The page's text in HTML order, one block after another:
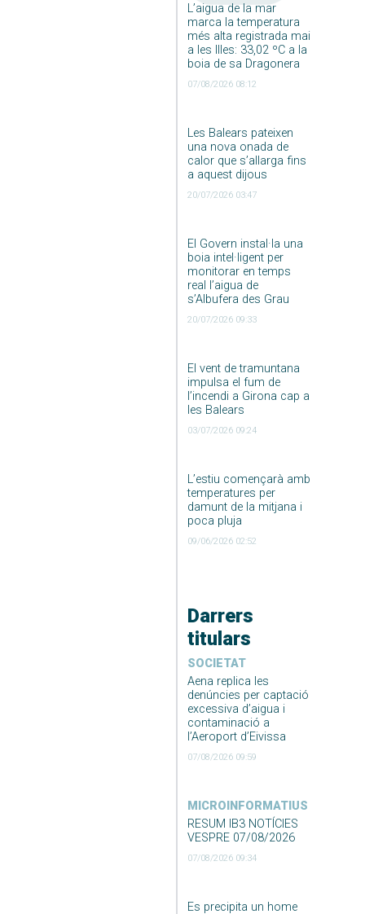
L’aigua de la mar
marca la temperatura
més alta registrada mai
a les Illes: 33,02 ºC a la
boia de sa Dragonera
07/08/2026 08:12
Les Balears pateixen
una nova onada de
calor que s’allarga fins
a aquest dijous
20/07/2026 03:47
El Govern instal·la una
boia intel·ligent per
monitorar en temps
real l’aigua de
s’Albufera des Grau
20/07/2026 09:33
El vent de tramuntana
impulsa el fum de
l’incendi a Girona cap a
les Balears
03/07/2026 09:24
L’estiu començarà amb
temperatures per
damunt de la mitjana i
poca pluja
09/06/2026 02:52
Darrers
titulars
SOCIETAT
Aena replica les
denúncies per captació
excessiva d’aigua i
contaminació a
l’Aeroport d’Eivissa
07/08/2026 09:59
MICROINFORMATIUS
RESUM IB3 NOTÍCIES
VESPRE 07/08/2026
07/08/2026 09:34
Es precipita un home